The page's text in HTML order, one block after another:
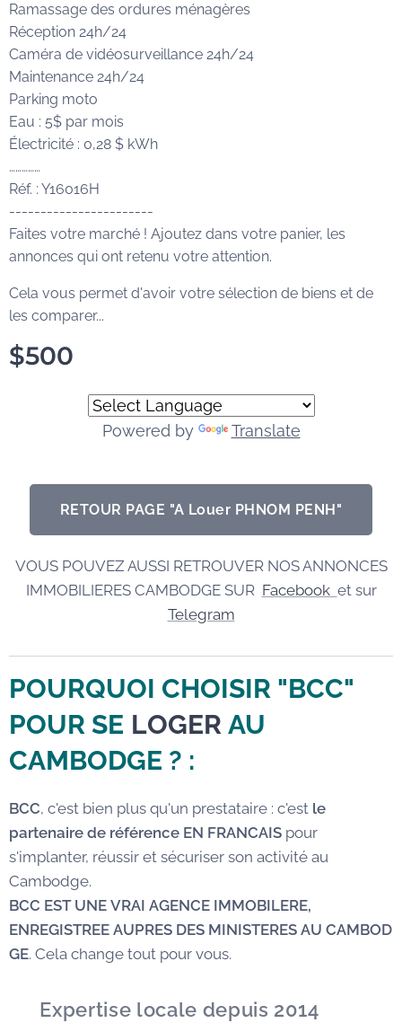
Ramassage des ordures ménagères
Réception 24h/24
Caméra de vidéosurveillance 24h/24
Maintenance 24h/24
Parking moto
Eau : 5$ par mois
Électricité : 0,28 $ kWh
……………
Réf. : Y16016H
-----------------------
Faites votre marché ! Ajoutez dans votre panier, les
annonces qui ont retenu votre attention.
Cela vous permet d'avoir votre sélection de biens et de
les comparer...
$500
Powered by Translate
RETOUR PAGE "A Louer PHNOM PENH"
VOUS POUVEZ AUSSI RETROUVER NOS ANNONCES
IMMOBILIERES CAMBODGE SUR Facebook et sur
Telegram
POURQUOI CHOISIR "BCC"
POUR SE LOGER AU
CAMBODGE ? :
BCC, c'est bien plus qu'un prestataire : c'est le
partenaire de référence EN FRANCAIS pour
s'implanter, réussir et sécuriser son activité au
Cambodge.
BCC EST UNE VRAI AGENCE IMMOBILERE,
ENREGISTREE AUPRES DES MINISTERES AU CAMBOD
GE. Cela change tout pour vous.
Expertise locale depuis 2014